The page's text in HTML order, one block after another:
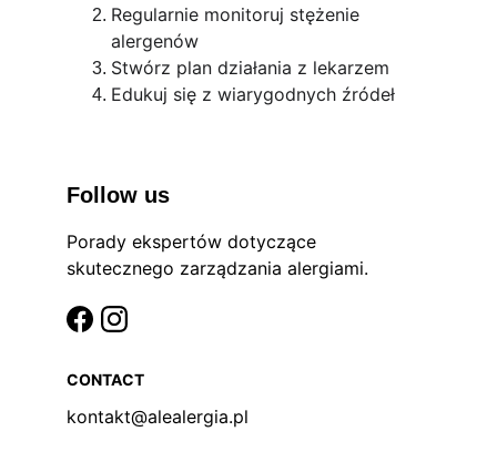
Regularnie monitoruj stężenie
alergenów
Stwórz plan działania z lekarzem
Edukuj się z wiarygodnych źródeł
Follow us
Porady ekspertów dotyczące
skutecznego zarządzania alergiami.
CONTACT
kontakt@alealergia.pl